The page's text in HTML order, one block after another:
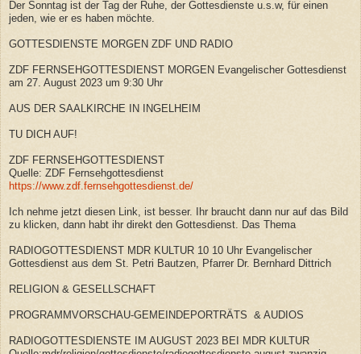
Der Sonntag ist der Tag der Ruhe, der Gottesdienste u.s.w, für einen
jeden, wie er es haben möchte.
GOTTESDIENSTE MORGEN ZDF UND RADIO
ZDF FERNSEHGOTTESDIENST MORGEN Evangelischer Gottesdienst
am 27. August 2023 um 9:30 Uhr
AUS DER SAALKIRCHE IN INGELHEIM
TU DICH AUF!
ZDF FERNSEHGOTTESDIENST
Quelle: ZDF Fernsehgottesdienst
https://www.zdf.fernsehgottesdienst.de/
Ich nehme jetzt diesen Link, ist besser. Ihr braucht dann nur auf das Bild
zu klicken, dann habt ihr direkt den Gottesdienst. Das Thema
RADIOGOTTESDIENST MDR KULTUR 10 10 Uhr Evangelischer
Gottesdienst aus dem St. Petri Bautzen, Pfarrer Dr. Bernhard Dittrich
RELIGION & GESELLSCHAFT
PROGRAMMVORSCHAU-GEMEINDEPORTRÄTS & AUDIOS
RADIOGOTTESDIENSTE IM AUGUST 2023 BEI MDR KULTUR